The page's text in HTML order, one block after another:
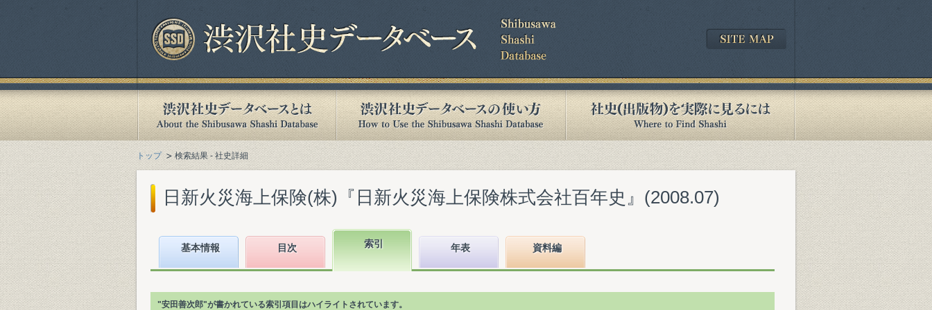
トップ 検索結果 - 社史詳細
日新火災海上保険(株)『日新火災海上保険株式会社百年史』(2008.07)
基本情報 目次 索引 年表 資料編
"安田善次郎"が書かれている索引項目はハイライトされています。